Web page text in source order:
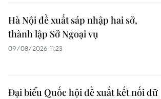
Hà Nội đề xuất sáp nhập hai sở,
thành lập Sở Ngoại vụ
09/08/2026 11:23
Đại biểu Quốc hội đề xuất kết nối dữ